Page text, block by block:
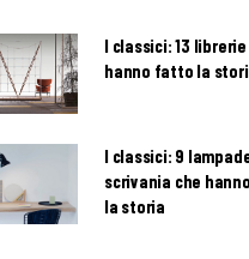
I classici: 13 librerie
hanno fatto la
I classici: 9
scrivania che
la storia